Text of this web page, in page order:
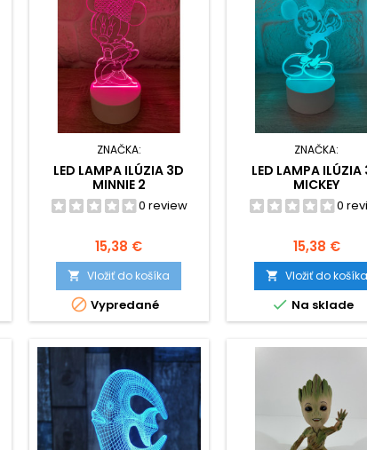
ZNAČKA:
LED LAMPA ILÚZIA 3D
MINNIE 2
0 review
Cena
15,38 €
 Vložiť do košíka
 Vypredané
ZNAČKA:
LED LAMPA ILÚZIA
MICKEY
0
Cena
15,38 €
 Vložiť do košíka
 Na sklade